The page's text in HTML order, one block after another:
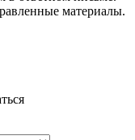
материалы.